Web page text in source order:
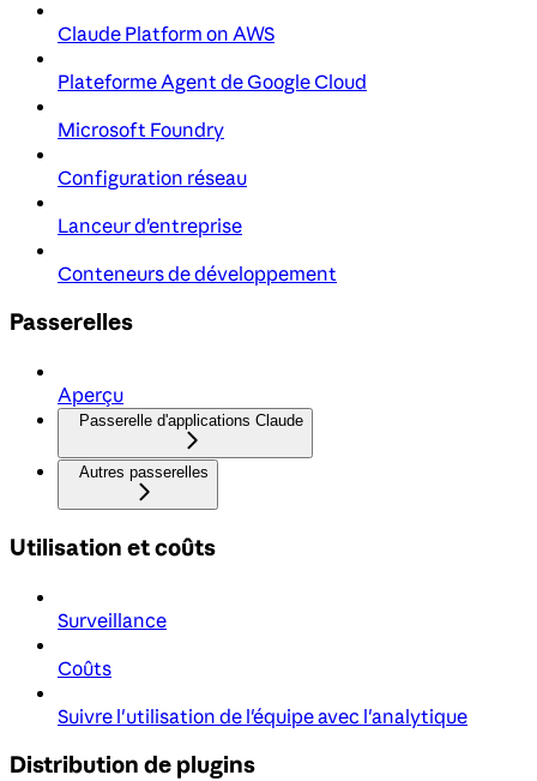
Claude Platform on AWS
Plateforme Agent de Google Cloud
Microsoft Foundry
Configuration réseau
Lanceur d'entreprise
Conteneurs de développement
Passerelles
Aperçu
Passerelle d'applications Claude
Autres passerelles
Utilisation et coûts
Surveillance
Coûts
Suivre l'utilisation de l'équipe avec l'analytique
Distribution de plugins